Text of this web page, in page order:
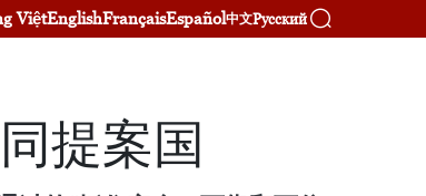
ViệtEnglishFrançaisEspañol中文Русский
提案国